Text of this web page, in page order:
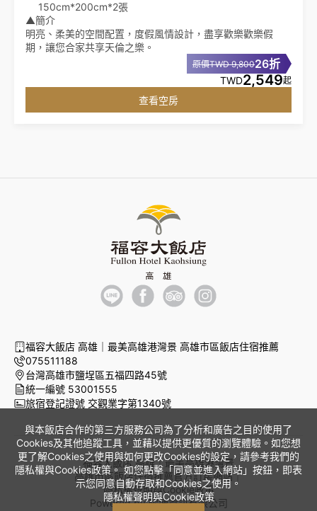
150cm*200cm*2張
▲簡介
明亮、柔美的空間配置，度假風情設計，盡享歡樂歡樂假
期，讓您合家共享天倫之樂。
原價TWD 9,80026折
TWD2,549起
查看空房
與本飯店合作的第三方服務公司為了分析和廣告之目的使用了
Cookies及其他追蹤工具，並藉以提供更優質的瀏覽體驗。如您想
更了解Cookies之使用與如何更改Cookies的設定，請參考我們的
隱私權與Cookies政策。 如您點擊「同意並進入網站」按鈕，即表
示您同意自動存取和Cookies之使用。
隱私權聲明與Cookie政策
福容大飯店 高雄｜最美高雄港灣景 高雄市區飯店住宿推薦
075511188
台灣高雄市鹽埕區五福四路45號
統一編號 53001555
旅宿登記證號 交觀業字第1340號
福容大飯店 高雄｜最美高雄港灣景
高雄市區飯店住宿推薦官方訂房網站｜
隱私權聲明與Cookie政策
Powered by曜通資訊有限公司